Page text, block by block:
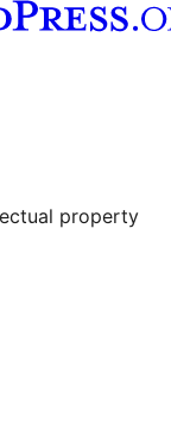
property